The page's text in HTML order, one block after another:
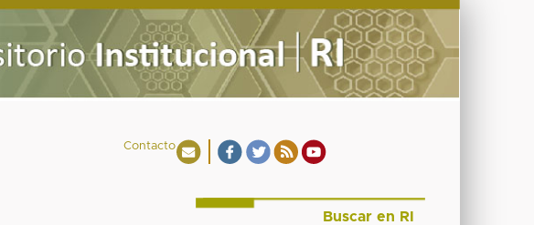
Contacto
Buscar en RI